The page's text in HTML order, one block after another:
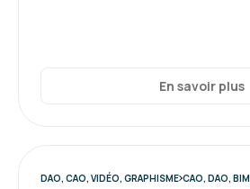
En savoir plus
DAO, CAO, VIDÉO, GRAPHISME CAO, DAO, BIM